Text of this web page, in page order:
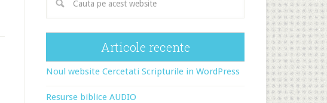
Articole recente
Noul website Cercetati Scripturile in WordPress
Resurse biblice AUDIO